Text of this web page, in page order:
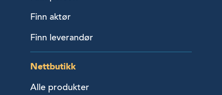
Finn aktør
Finn leverandør
Nettbutikk
Alle produkter